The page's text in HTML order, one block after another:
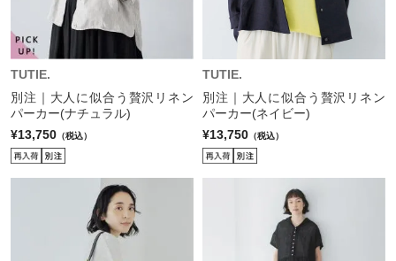
TUTIE.
別注｜大人に似合う贅沢リネン
パーカー(ナチュラル)
¥13,750 （税込）
TUTIE.
別注｜大人に似合う贅沢リネン
パーカー(ネイビー)
¥13,750 （税込）